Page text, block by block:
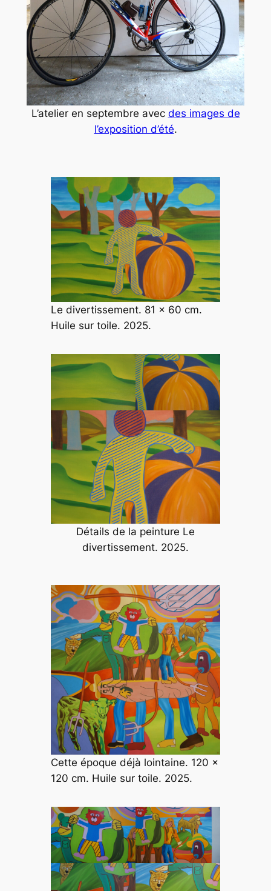
L’atelier en septembre avec des images de
l’exposition d’été.
Le divertissement. 81 x 60 cm.
Huile sur toile. 2025.
Détails de la peinture Le
divertissement. 2025.
Cette époque déjà lointaine. 120 x
120 cm. Huile sur toile. 2025.